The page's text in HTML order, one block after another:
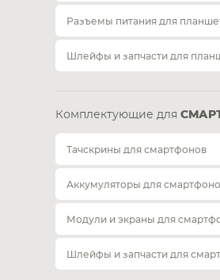
Разъемы питания для
Шлейфы и запчасти для
Комплектующие для
Тачскрины для смартфонов
Аккумуляторы для
Модули и экраны для
Шлейфы и запчасти для